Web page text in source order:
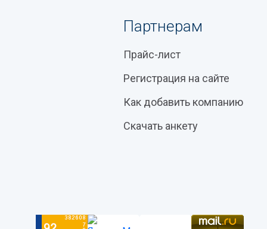
Партнерам
Прайс-лист
Регистрация на сайте
Как добавить компанию
Скачать анкету